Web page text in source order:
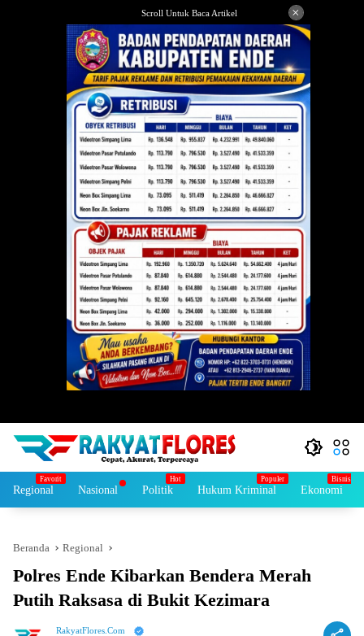
Scroll Untuk Baca Artikel ×
Regional Nasional Politik Hukum Kriminal Ekonomi
Beranda Regional
Polres Ende Kibarkan Bendera Merah
Putih Raksasa di Bukit Kezimara
RakyatFlores.Com